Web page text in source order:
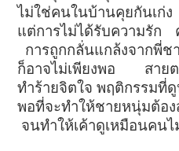
ไม่ใช่คนในบ้านคุยกันเก่
แต่การไม่ได้รับความรัก
การถูกกลั่นแกล้งจากพี่
ก็อาจไม่เพียงพอ สายต
ทำร้ายจิตใจ พฤติกรรมที่
พอที่จะทำให้ชายหนุ่มต้อง
จนทำให้เค้าดูเหมือนคน